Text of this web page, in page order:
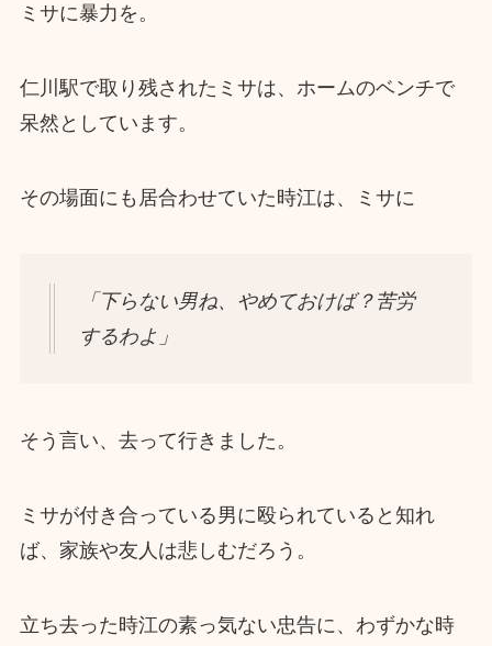
ミサに暴力を。
仁川駅で取り残されたミサは、ホームのベンチで
呆然としています。
その場面にも居合わせていた時江は、ミサに
「下らない男ね、やめておけば？苦労
するわよ」
そう言い、去って行きました。
ミサが付き合っている男に殴られていると知れ
ば、家族や友人は悲しむだろう。
立ち去った時江の素っ気ない忠告に、わずかな時